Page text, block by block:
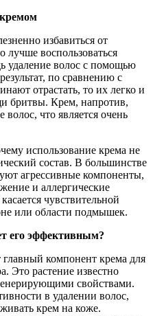
избавиться от
лучше воспользоваться
удаление волос с помощью
по сравнению с
отрастать, то их легко и
бритвы. Крем, напротив,
что является очень
использование крема не
состав. В большинстве
агрессивные компоненты,
и аллергические
чувствительной
или области подмышек.
его эффективным?
компонент крема для
Это растение известно
свойствами.
в удалении волос,
крем на коже.